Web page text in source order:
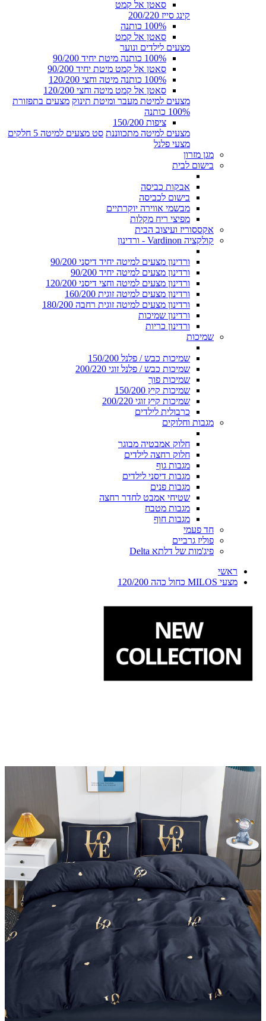
סאטן אל קמט
קינג סייז 200/220
100% כותנה
סאטן אל קמט
מצעים לילדים ונוער
100% כותנה מיטת יחיד 90/200
סאטן אל קמט מיטת יחיד 90/200
100% כותנה מיטה וחצי 120/200
סאטן אל קמט מיטה וחצי 120/200
מצעים למיטת מעבר ומיטת תינוק מצעים בתפזורת
100% כותנה
ציפות 150/200
מצעים למיטה מתכווננת סט מצעים למיטה 5 חלקים
מצעי פלנל
מגן מזרון
בישום לבית
אבקות כביסה
בישום לכביסה
מבשמי אווירה יוקרתיים
מפיצי ריח מקלות
אקססוריז ועיצוב הבית
קולקציה Vardinon - ורדינון
ורדינון מצעים למיטה יחיד דיסני 90/200
ורדינון מצעים למיטה יחיד 90/200
ורדינון מצעים למיטה וחצי דיסני 120/200
ורדינון מצעים למיטה זוגית 160/200
ורדינון מצעים למיטה זוגית רחבה 180/200
ורדינון שמיכות
ורדינון כריות
שמיכות
שמיכות כבש / פלנל 150/200
שמיכות כבש / פלנל זוגי 200/220
שמיכות פוך
שמיכות קיץ 150/200
שמיכות קיץ זוגי 200/220
כרבולית לילדים
מגבות וחלוקים
חלוק אמבטיה מבוגר
חלוק רחצה לילדים
מגבות גוף
מגבות דיסני לילדים
מגבות פנים
שטיחי אמבט לחדר רחצה
מגבות מטבח
מגבות חוף
חד פעמי
פוליז גרביים
פיג'מות של דלתא Delta
ראשי
מצעי MILOS כחול כהה 120/200